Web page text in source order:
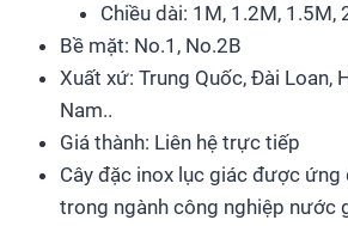
Chiều dài: 1M, 1.2M, 1.5M,
Bề mặt: No.1, No.2B
Xuất xứ: Trung Quốc, Đài Loan,
Nam..
Giá thành: Liên hệ trực tiếp
Cây đặc inox lục giác được ứng
trong ngành công nghiệp nước